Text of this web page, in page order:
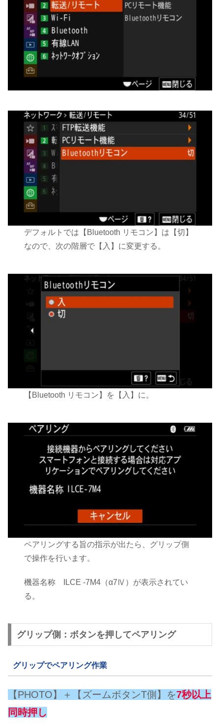
デフォルトでは【Bluetooth リモコン】は【切】
なので、次の階層で【入】に変更する。
【Bluetooth リモコン】を【入】に。
ペアリングする旨の指示が出たら、グリップ側
で操作を行います。
機器名称 ILCE -7M4（α7Ⅳ）が表示されてい
る。
グリップ側：ボタンを押してペアリング
グリップでペアリング作業
【PHOTO】＋【ズームボタンT側】を7秒以上
同時押し